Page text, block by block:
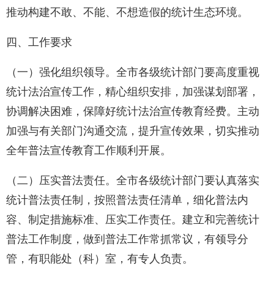
推动构建不敢、不能、不想造假的统计生态环境。
四、工作要求
（一）强化组织领导。全市各级统计部门要高度重视
统计法治宣传工作，精心组织安排，加强谋划部署，
协调解决困难，保障好统计法治宣传教育经费。主动
加强与有关部门沟通交流，提升宣传效果，切实推动
全年普法宣传教育工作顺利开展。
（二）压实普法责任。全市各级统计部门要认真落实
统计普法责任制，按照普法责任清单，细化普法内
容、制定措施标准、压实工作责任。建立和完善统计
普法工作制度，做到普法工作常抓常议，有领导分
管，有职能处（科）室，有专人负责。